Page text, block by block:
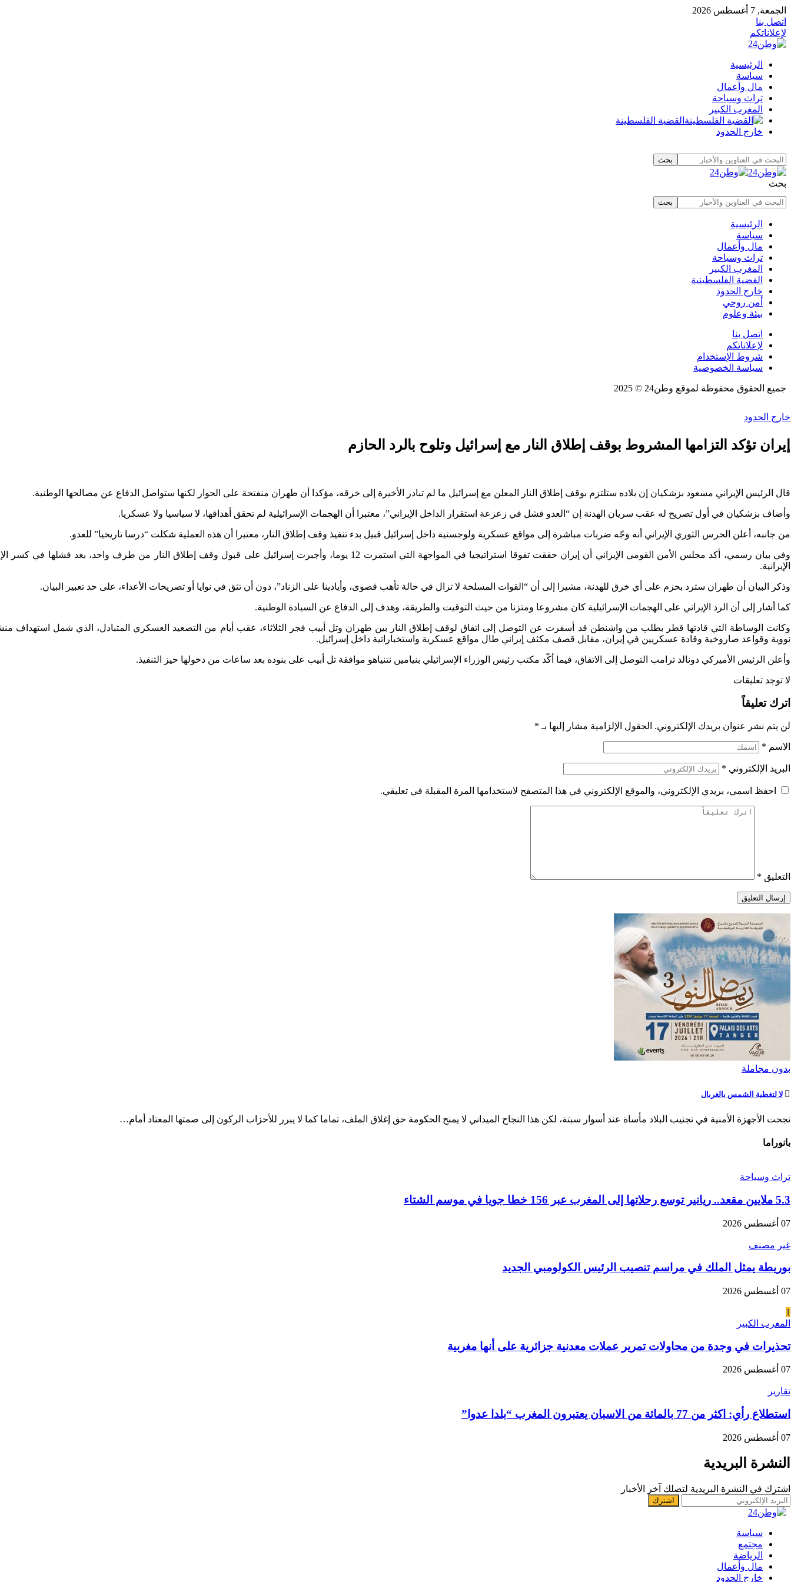
الجمعة, 7 أغسطس 2026
اتصل بنا
لإعلاناتكم
الرئيسية
سياسة
مال وأعمال
تراث وسياحة
المغرب الكبير
القضية الفلسطينة
خارج الحدود
بحث
الرئيسية
سياسة
مال وأعمال
تراث وسياحة
المغرب الكبير
القضية الفلسطينية
خارج الحدود
أمن روحي
بيئة وعلوم
اتصل بنا
لإعلاناتكم
شروط الإستخدام
سياسة الخصوصية
جميع الحقوق محفوظة لموقع وطن24 © 2025
خارج الحدود
إيران تؤكد التزامها المشروط بوقف إطلاق النار مع إسرائيل وتلوح بالرد الحازم
قال الرئيس الإيراني مسعود بزشكيان إن بلاده ستلتزم بوقف إطلاق النار المعلن مع إسرائيل ما لم تبادر الأخيرة إلى خرقه، مؤكدا أن طهران منفتحة على الحوار لكنها ستواصل الدفاع عن مصالحها الوطنية.
وأضاف بزشكيان في أول تصريح له عقب سريان الهدنة إن “العدو فشل في زعزعة استقرار الداخل الإيراني”، معتبرا أن الهجمات الإسرائيلية لم تحقق أهدافها، لا سياسيا ولا عسكريا.
من جانبه، أعلن الحرس الثوري الإيراني أنه وجّه ضربات مباشرة إلى مواقع عسكرية ولوجستية داخل إسرائيل قبيل بدء تنفيذ وقف إطلاق النار، معتبرا أن هذه العملية شكلت “درسا تاريخيا” للعدو.
وفي بيان رسمي، أكد مجلس الأمن القومي الإيراني أن إيران حققت تفوقا استراتيجيا في المواجهة التي استمرت 12 يوما، وأجبرت إسرائيل على قبول وقف إطلاق النار من طرف واحد، بعد فشلها في
الإيرانية.
وذكر البيان أن طهران سترد بحزم على أي خرق للهدنة، مشيرا إلى أن “القوات المسلحة لا تزال في حالة تأهب قصوى، وأيادينا على الزناد”، دون أن تثق في نوايا أو تصريحات الأعداء، على حد تعبير البيان.
كما أشار إلى أن الرد الإيراني على الهجمات الإسرائيلية كان مشروعا ومتزنا من حيث التوقيت والطريقة، وهدف إلى الدفاع عن السيادة الوطنية.
وكانت الوساطة التي قادتها قطر بطلب من واشنطن قد أسفرت عن التوصل إلى اتفاق لوقف إطلاق النار بين طهران وتل أبيب فجر الثلاثاء، عقب أيام من التصعيد العسكري المتبادل، الذي شمل استهداف
نووية وقواعد صاروخية وقادة عسكريين في إيران، مقابل قصف مكثف إيراني طال مواقع عسكرية واستخباراتية داخل إسرائيل.
وأعلن الرئيس الأميركي دونالد ترامب التوصل إلى الاتفاق، فيما أكّد مكتب رئيس الوزراء الإسرائيلي بنيامين نتنياهو موافقة تل أبيب على بنوده بعد ساعات من دخولها حيز التنفيذ.
لا توجد تعليقات
اترك تعليقاً
لن يتم نشر عنوان بريدك الإلكتروني. الحقول الإلزامية مشار إليها بـ *
الاسم *
البريد الإلكتروني *
احفظ اسمي، بريدي الإلكتروني، والموقع الإلكتروني في هذا المتصفح لاستخدامها المرة المقبلة في تعليقي.
التعليق *
بدون مجاملة
لا لتغطية الشمس بالغربال
نجحت الأجهزة الأمنية في تجنيب البلاد مأساة عند أسوار سبتة، لكن هذا النجاح الميداني لا يمنح الحكومة حق إغلاق الملف، تماما كما لا يبرر للأحزاب الركون إلى صمتها المعتاد أمام…
بانوراما
تراث وسياحة
5.3 ملايين مقعد.. ريانير توسع رحلاتها إلى المغرب عبر 156 خطا جويا في موسم الشتاء
07 أغسطس 2026
غير مصنف
بوريطة يمثل الملك في مراسم تنصيب الرئيس الكولومبي الجديد
07 أغسطس 2026
1
المغرب الكبير
تحذيرات في وجدة من محاولات تمرير عملات معدنية جزائرية على أنها مغربية
07 أغسطس 2026
تقارير
استطلاع رأي: اكثر من 77 بالمائة من الاسبان يعتبرون المغرب “بلدا عدوا”
07 أغسطس 2026
النشرة البريدية
اشترك في النشرة البريدية لتصلك آخر الأخبار
سياسة
مجتمع
الرياضة
مال وأعمال
خارج الحدود